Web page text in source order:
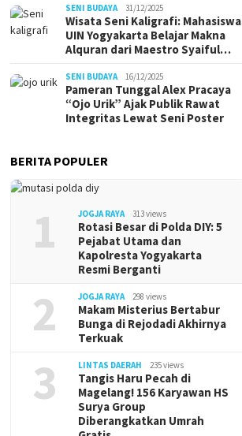
SENI BUDAYA 31/12/2025
Wisata Seni Kaligrafi: Mahasiswa
UIN Yogyakarta Belajar Makna
Alquran dari Maestro Syaiful…
SENI BUDAYA 16/12/2025
Pameran Tunggal Alex Pracaya
“Ojo Urik” Ajak Publik Rawat
Integritas Lewat Seni Poster
BERITA POPULER
1 JOGJA RAYA 313 views
Rotasi Besar di Polda DIY: 5
Pejabat Utama dan
Kapolresta Yogyakarta
Resmi Berganti
2 JOGJA RAYA 298 views
Makam Misterius Bertabur
Bunga di Rejodadi Akhirnya
Terkuak
3 LINTAS DAERAH 235 views
Tangis Haru Pecah di
Magelang! 156 Karyawan HS
Surya Group
Diberangkatkan Umrah